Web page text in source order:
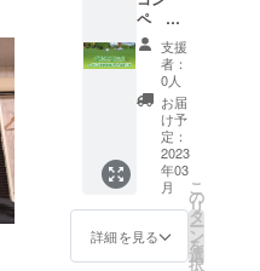
法令に
基づく
医療、
診療行
為では
ござい
ませ
ん。 効
果には
個人差
がござ
います
かりま
す。 ※
場所は
こちら
を予定
してお
りま
す。唐
沢ゴル
フ倶楽
部 唐沢
コー
ペ ゴ
ルフ関
節調律
15分体
験付き
●プロの
ほぐし
主催の
第1回ゴ
ルフコ
ンペを
開催さ
せてい
支援
者：
0人
お届
け予
定：
2023
年03
月
詳細を見る
こ
の
リ
タ
ー
ン
を
選
択